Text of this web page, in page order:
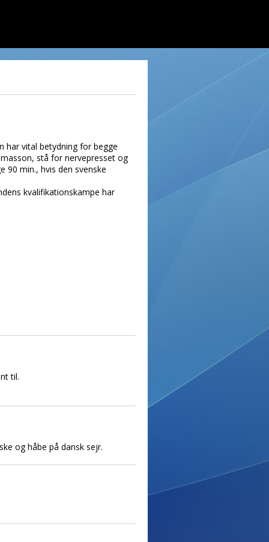
har vital betydning for begge
stå for nervepresset og
min., hvis den svenske
kvalifikationskampe har
til.
og håbe på dansk sejr.